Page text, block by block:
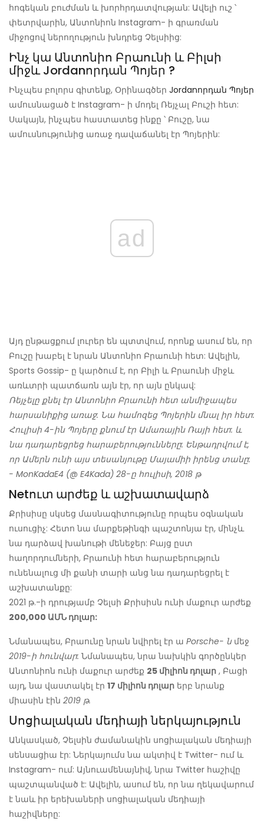
հոգեկան բուժման և խորհրդատվության: Ավելի ուշ ՝
փետրվարին, Անտոնիոն Instagram- ի գրառման
միջոցով ներողություն խնդրեց Չելսիից:
Ինչ կա Անտոնիո Բրաունի և Բիլսի
միջևJordanորդան Պոյեր ?
Ինչպես բոլորս գիտենք, Օրինագծեր Jordanորդան Պոյեր
ամուսնացած է Instagram- ի մոդել Ռեյչալ Բուշի հետ:
Սակայն, ինչպես հաստատեց ինքը ՝ Բուշը, նա
ամուսնությունից առաջ դավաճանել էր Պոյերին:
ad
Այդ ընթացքում լուրեր են պտտվում, որոնք ասում են, որ
Բուշը խաբել է նրան Անտոնիո Բրաունի հետ: Ավելին,
Sports Gossip- ը կարծում է, որ Բիլի և Բրաունի միջև
առևտրի պատճառն այն էր, որ այն ընկավ:
Ռեյչելը քնել էր Անտոնիո Բրաունի հետ անմիջապես
հարսանիքից առաջ: Նա համոզեց Պոյերին մնալ իր հետ:
Հուլիսի 4-ին Պոյերը քնում էր Ամառային Ռայի հետ: և
նա դադարեցրեց հարաբերությունները: Ենթադրվում է,
որ Ամերն ունի այս տեսանյութը Մայամիի իրենց տանը:
- MonKadaE4 (@ E4Kada) 28-ը հուլիսի, 2018 թ
Netուտ արժեք և աշխատավարձ
Քրիսիսը սկսեց մասնագիտությունը որպես օգնական
ուսուցիչ: Հետո նա մարքեթինգի պաշտոնյա էր, մինչև
նա դարձավ խանութի մենեջեր: Բայց ըստ
հաղորդումների, Բրաունի հետ հարաբերություն
ունենալուց մի քանի տարի անց նա դադարեցրել է
աշխատանքը:
2021 թ.-ի դրությամբ Չելսի Քրիսիսն ունի մաքուր արժեք
200,000 ԱՄՆ դոլար:
Նմանապես, Բրաունը նրան նվիրել էր ա Porsche- նմեջ
2019-ի հունվար: Նմանապես, նրա նախկին գործընկեր
Անտոնիոն ունի մաքուր արժեք 25 միլիոն դոլար , Բացի
այդ, նա վաստակել էր 17 միլիոն դոլար երբ նրանք
միասին էին 2019 թ.
Սոցիալական մեդիայի ներկայություն
Անկասկած, Չելսին ժամանակին սոցիալական մեդիայի
սենսացիա էր: Ներկայումս նա ակտիվ է Twitter- ում և
Instagram- ում: Այնուամենայնիվ, նրա Twitter հաշիվը
պաշտպանված է: Ավելին, ասում են, որ նա ղեկավարում
է նաև իր երեխաների սոցիալական մեդիայի
հաշիվները: